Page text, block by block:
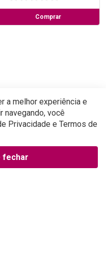
Comprar
a melhor experiência e
navegando, você
Privacidade e Termos de
fechar